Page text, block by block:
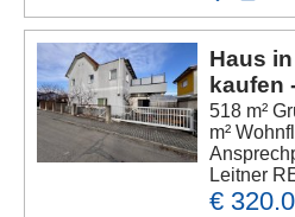
Haus
kaufen
518 m²
m²
Leitner
€